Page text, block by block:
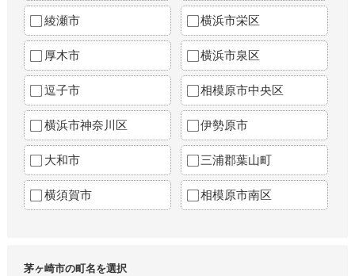
綾瀬市 横浜市栄区
厚木市 横浜市泉区
逗子市 相模原市中央区
横浜市神奈川区 伊勢原市
大和市 三浦郡葉山町
横須賀市 相模原市南区
茅ヶ崎市の町名を選択